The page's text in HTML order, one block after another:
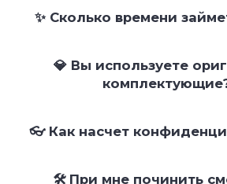
✨ Сколько времени
💎 Вы используете
👓 Как насчет
🛠 При мне починить